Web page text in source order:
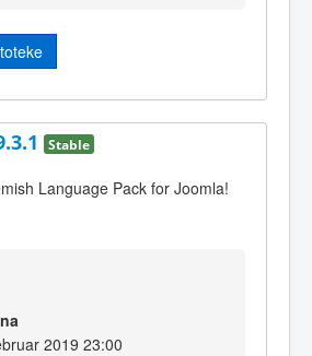
Stable
Language Pack for Joomla!
2019 23:00